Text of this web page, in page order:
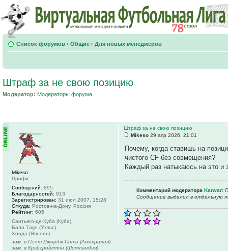
Список форумов ‹ Общие ‹ Для новых менеджеров
Штраф за не свою позицию
Модератор: Модераторы форума
Штраф за не свою позицию
Mikeso 29 апр 2026, 21:01
Почему, когда ставишь на
чистого CF без совмещения?
Каждый раз натыкаюсь на это и
Комментарий модератора Karwar:
Сообщение выделил в отдельную
Mikeso
Профи
Сообщений: 895
Благодарностей: 913
Зарегистрирован: 31 июл 2007, 15:28
Откуда: Ростов-на-Дону, Россия
Рейтинг: 605
Сантьяго-де-Куба (Куба)
Бала Таун (Уэльс)
Хонда (Япония)
зам. в Сент Джордж Сити (Австралия)
зам. в Крэйгройстон (Шотландия)